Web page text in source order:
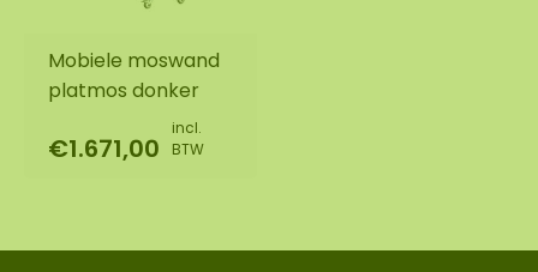
Mobiele moswand
platmos donker
€1.671,00
incl.
BTW